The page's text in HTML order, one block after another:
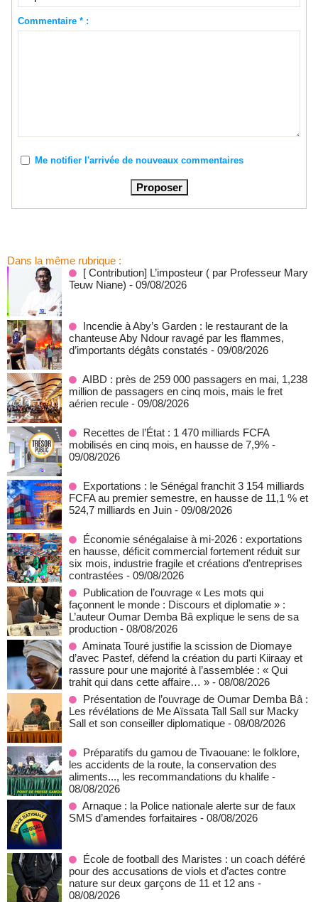
Commentaire * :
Me notifier l'arrivée de nouveaux commentaires
Dans la même rubrique :
[ Contribution] L’imposteur ( par Professeur Mary
Teuw Niane) - 09/08/2026
Incendie à Aby’s Garden : le restaurant de la
chanteuse Aby Ndour ravagé par les flammes,
d’importants dégâts constatés - 09/08/2026
AIBD : près de 259 000 passagers en mai, 1,238
million de passagers en cinq mois, mais le fret
aérien recule - 09/08/2026
Recettes de l’État : 1 470 milliards FCFA
mobilisés en cinq mois, en hausse de 7,9% -
09/08/2026
Exportations : le Sénégal franchit 3 154 milliards
FCFA au premier semestre, en hausse de 11,1 % et
524,7 milliards en Juin - 09/08/2026
Économie sénégalaise à mi-2026 : exportations
en hausse, déficit commercial fortement réduit sur
six mois, industrie fragile et créations d’entreprises
contrastées - 09/08/2026
Publication de l’ouvrage « Les mots qui
façonnent le monde : Discours et diplomatie » :
L’auteur Oumar Demba Bâ explique le sens de sa
production - 08/08/2026
Aminata Touré justifie la scission de Diomaye
d’avec Pastef, défend la création du parti Kiiraay et
rassure pour une majorité à l’assemblée : « Qui
trahit qui dans cette affaire… » - 08/08/2026
Présentation de l’ouvrage de Oumar Demba Bâ :
Les révélations de Me Aïssata Tall Sall sur Macky
Sall et son conseiller diplomatique - 08/08/2026
Préparatifs du gamou de Tivaouane: le folklore,
les accidents de la route, la conservation des
aliments..., les recommandations du khalife -
08/08/2026
Arnaque : la Police nationale alerte sur de faux
SMS d’amendes forfaitaires - 08/08/2026
École de football des Maristes : un coach déféré
pour des accusations de viols et d’actes contre
nature sur deux garçons de 11 et 12 ans -
08/08/2026